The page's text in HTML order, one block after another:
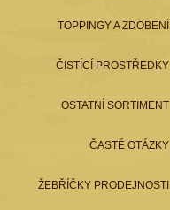
TOPPINGY A ZDOBENÍ
ČISTÍCÍ PROSTŘEDKY
OSTATNÍ SORTIMENT
ČASTÉ OTÁZKY
ŽEBŘÍČKY PRODEJNOSTI